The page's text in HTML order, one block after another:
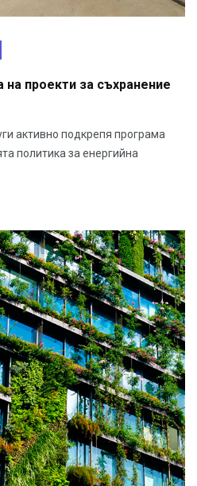
проекти за съхранение
активно подкрепя програма
политика за енергийна